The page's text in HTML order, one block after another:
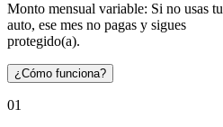
Monto mensual variable: Si no usas tu
auto, ese mes no pagas y sigues
protegido(a).
¿Cómo funciona?
01